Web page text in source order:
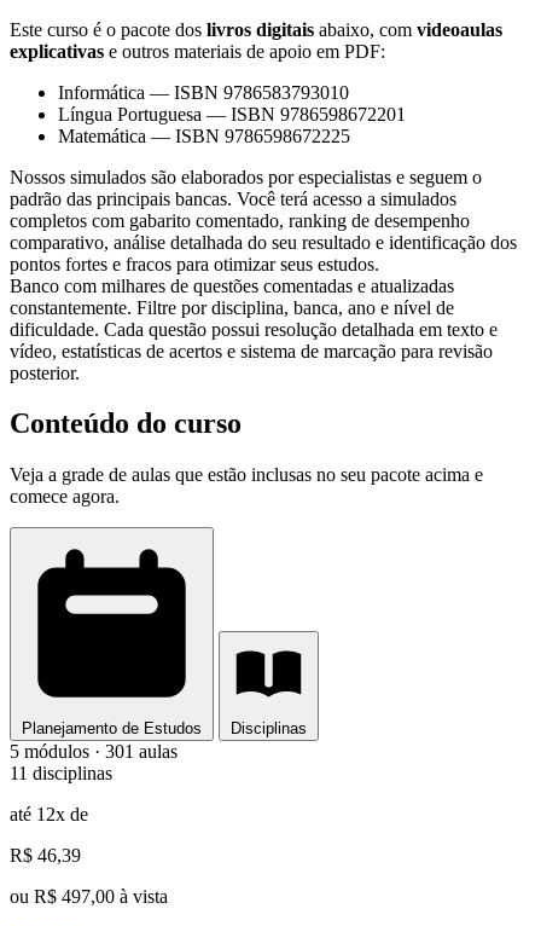
Este curso é o pacote dos livros digitais abaixo, com videoaulas
explicativas e outros materiais de apoio em PDF:
Informática — ISBN 9786583793010
Língua Portuguesa — ISBN 9786598672201
Matemática — ISBN 9786598672225
Nossos simulados são elaborados por especialistas e seguem o
padrão das principais bancas. Você terá acesso a simulados
completos com gabarito comentado, ranking de desempenho
comparativo, análise detalhada do seu resultado e identificação dos
pontos fortes e fracos para otimizar seus estudos.
Banco com milhares de questões comentadas e atualizadas
constantemente. Filtre por disciplina, banca, ano e nível de
dificuldade. Cada questão possui resolução detalhada em texto e
vídeo, estatísticas de acertos e sistema de marcação para revisão
posterior.
Conteúdo do curso
Veja a grade de aulas que estão inclusas no seu pacote acima e
comece agora.
Planejamento de Estudos Disciplinas
5 módulos · 301 aulas
11 disciplinas
até 12x de
R$ 46,39
ou R$ 497,00 à vista